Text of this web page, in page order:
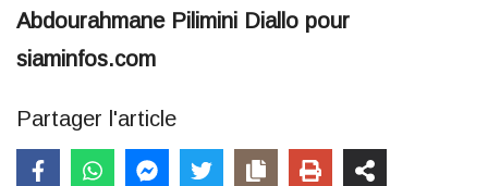
Abdourahmane Pilimini Diallo pour
siaminfos.com
Partager l'article